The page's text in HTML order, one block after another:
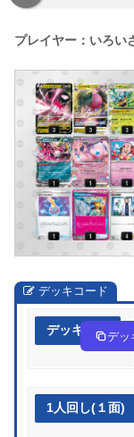
プレイヤー：いろい
デッキコード
デッキ作成 デッ
1人回し(１面)